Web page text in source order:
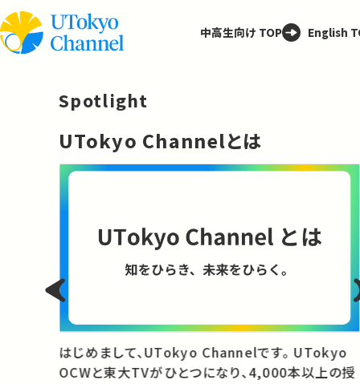
中高生向け TOP English
Spotlight
UTokyo Channelとは
はじめまして、UTokyo Channelです。 UTokyo
OCWと東大TVがひとつになり、4,000本以上の授